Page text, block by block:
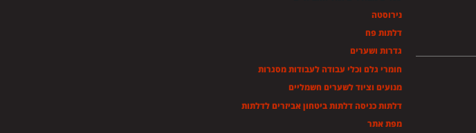
נירוסטה
דלתות פח
גדרות ושערים
חומרי גלם וכלי עבודה לעבודות מסגרות
מנועים וציוד לשערים חשמליים
דלתות כניסה דלתות ביטחון אביזרים לדלתות
מפת אתר